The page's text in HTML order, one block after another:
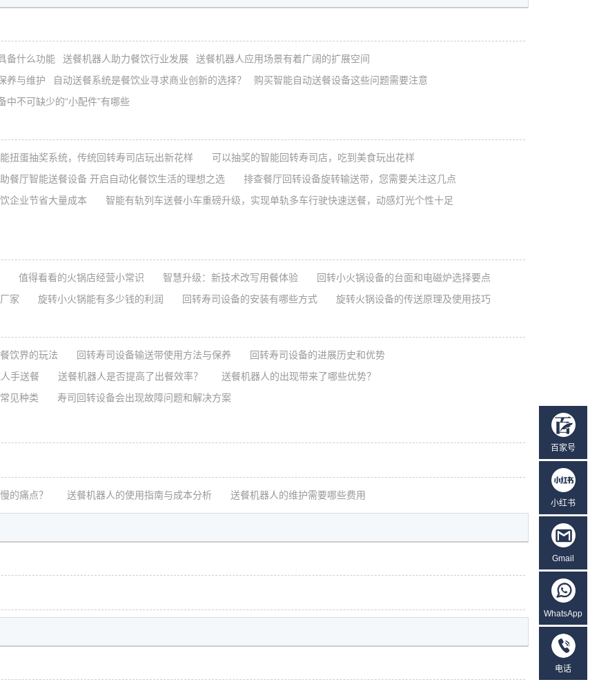
备什么功能 送餐机器人助力餐饮行业发展
送餐机器人应用场景有着广阔的扩展空间
养与维护 自动送餐系统是餐饮业寻求商业创新的选择？
购买智能自动送餐设备这些问题需要注意
中不可缺少的“小配件”有哪些
扭蛋抽奖系统，传统回转寿司店玩出新花样
可以抽奖的智能回转寿司店，吃到美食玩出花样
餐厅智能送餐设备 开启自动化餐饮生活的理想之选
排查餐厅回转设备旋转输送带，您需要关注这几点
企业节省大量成本
智能有轨列车送餐小车重磅升级，实现单轨多车行驶快速送餐，动感灯光个性十足
值得看看的火锅店经营小常识 智慧升级：新技术改写用餐体验
回转小火锅设备的台面和电磁炉选择要点
家 旋转小火锅能有多少钱的利润 回转寿司设备的安装有哪些方式 旋转火锅设备的传送原理及使用技巧
饮界的玩法 回转寿司设备输送带使用方法与保养
回转寿司设备的进展历史和优势
手送餐
送餐机器人是否提高了出餐效率？
送餐机器人的出现带来了哪些优势？
见种类 寿司回转设备会出现故障问题和解决方案
的痛点？ 送餐机器人的使用指南与成本分析 送餐机器人的维护需要哪些费用
百家号
小红书
Gmail
WhatsApp
电话